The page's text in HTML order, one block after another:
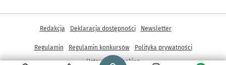
Strona główna - wroclaw.pl
Inne informacje
Redakcja Deklaracja dostępności Newsletter
Regulamin Regulamin konkursów
Polityka prywatności
Ustawienia cookies